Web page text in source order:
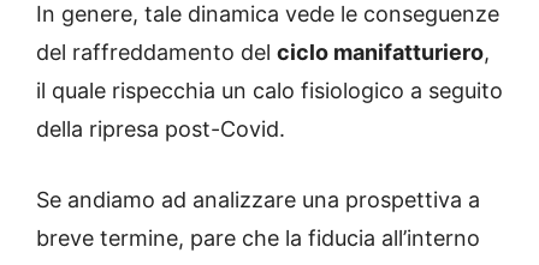
In genere, tale dinamica vede le conseguenze
del raffreddamento del ciclo manifatturiero,
il quale rispecchia un calo fisiologico a seguito
della ripresa post-Covid.
Se andiamo ad analizzare una prospettiva a
breve termine, pare che la fiducia all’interno